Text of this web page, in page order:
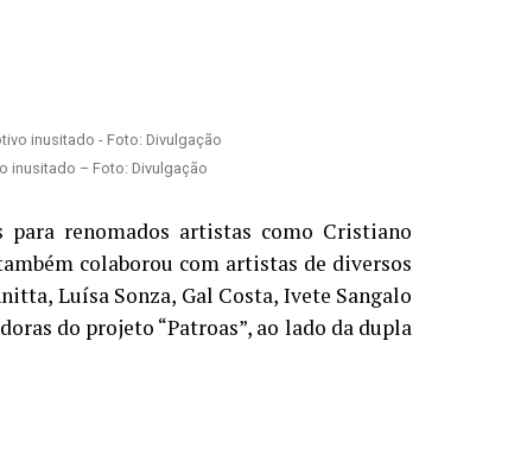
inusitado – Foto: Divulgação
renomados artistas como Cristiano
colaborou com artistas de diversos
Luísa Sonza, Gal Costa, Ivete Sangalo
do projeto “Patroas”, ao lado da dupla